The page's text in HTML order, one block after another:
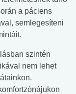
a páciens
semlegesíteni
szintén
nem lehet